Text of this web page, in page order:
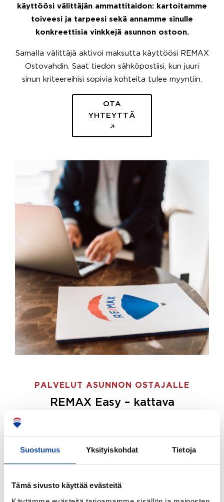
Suostumus Yksityiskohdat Tietoja
Tämä sivusto käyttää evästeitä
käyttöösi välittäjän ammattitaidon: kartoitamme
toiveesi ja tarpeesi sekä annamme sinulle
konkreettisia vinkkejä asunnon ostoon.
Samalla välittäjä aktivoi maksutta käyttöösi REMAX
Ostovahdin. Saat tiedon sähköpostiisi, kun juuri
sinun kriteereihisi sopivia kohteita tulee myyntiin.
OTA
YHTEYTTÄ
PALVELUT ASUNNON OSTAJALLE
REMAX Easy – kattava
ostajille.
Tee ostotoimeksianto ja etsimme juuri